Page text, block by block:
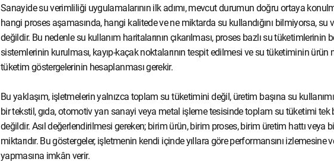
Sanayide su verimliliği uygulamalarının ilk adımı, mevcut durumun doğru ortaya
hangi proses aşamasında, hangi kalitede ve ne miktarda su kullandığını bilmiyorsa,
değildir. Bu nedenle su kullanım haritalarının çıkarılması, proses bazlı su tüketimlerinin
sistemlerinin kurulması, kayıp-kaçak noktalarının tespit edilmesi ve su tüketiminin ürün
tüketim göstergelerinin hesaplanması gerekir.
Bu yaklaşım, işletmelerin yalnızca toplam su tüketimini değil, üretim başına su
bir tekstil, gıda, otomotiv yan sanayi veya metal işleme tesisinde toplam su tüketimi tek
değildir. Asıl değerlendirilmesi gereken; birim ürün, birim proses, birim üretim hattı veya
miktarıdır. Bu göstergeler, işletmenin kendi içinde yıllara göre performansını izlemesine
yapmasına imkân verir.